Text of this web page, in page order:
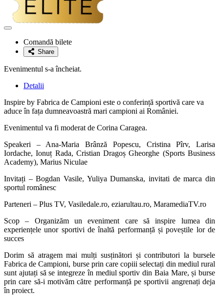
Adaugă
favoriteComandă bilete
Share
Evenimentul s-a încheiat.
Detalii
Inspire by Fabrica de Campioni este o conferință sportivă care va
aduce în fața dumneavoastră mari campioni ai României.
Evenimentul va fi moderat de Corina Caragea.
Speakeri – Ana-Maria Brânză Popescu, Cristina Pîrv, Larisa
Iordache, Ionuț Rada, Cristian Dragoș Gheorghe (Sports Business
Academy), Marius Niculae
Invitați – Bogdan Vasile, Yuliya Dumanska, invitati de marca din
sportul românesc
Parteneri – Plus TV, Vasiledale.ro, eziarultau.ro, MaramediaTV.ro
Scop – Organizăm un eveniment care să inspire lumea din
experiențele unor sportivi de înaltă performanță și poveștile lor de
succes
Dorim să atragem mai mulți susținători și contributori la bursele
Fabrica de Campioni, burse prin care copiii selectați din mediul rural
sunt ajutați să se integreze în mediul sportiv din Baia Mare, și burse
prin care să-i motivăm către performanță pe sportivii angrenați deja
în proiect.